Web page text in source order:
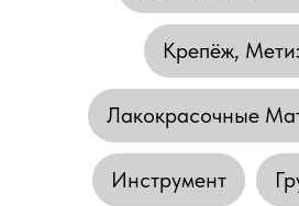
Крепёж,
Лакокрасочные
Инструмент